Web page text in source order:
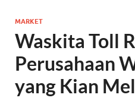
MARKET
Waskita Toll
Perusahaan
yang Kian